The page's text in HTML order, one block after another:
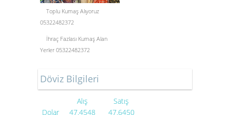
Toplu Kumaş Alıyoruz
05322482372
İhraç Fazlası Kumaş Alan
Yerler 05322482372
Döviz Bilgileri
Alış
Satış
Dolar
47.4548 47.6450